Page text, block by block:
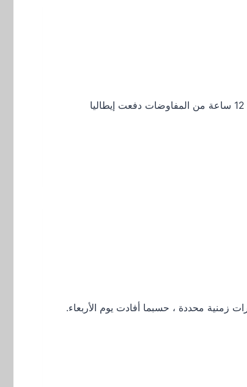
اتفق وزراء الاتحاد الأوروبي في ساعة متأخرة من مساء الخميس على كيفية تقاسم مسؤولية رعاية المهاجرين واللاجئين. وبعد 12 ساعة من المفاوضات دفعت إيطاليا
بإسكان الطلاب من جامعة التكنولوجيا (تيباك) ، حيث تقدم ما مجموعه 162 سريراً لفترات زمنية محددة ، حسبما أفادت يوم الأربعاء.